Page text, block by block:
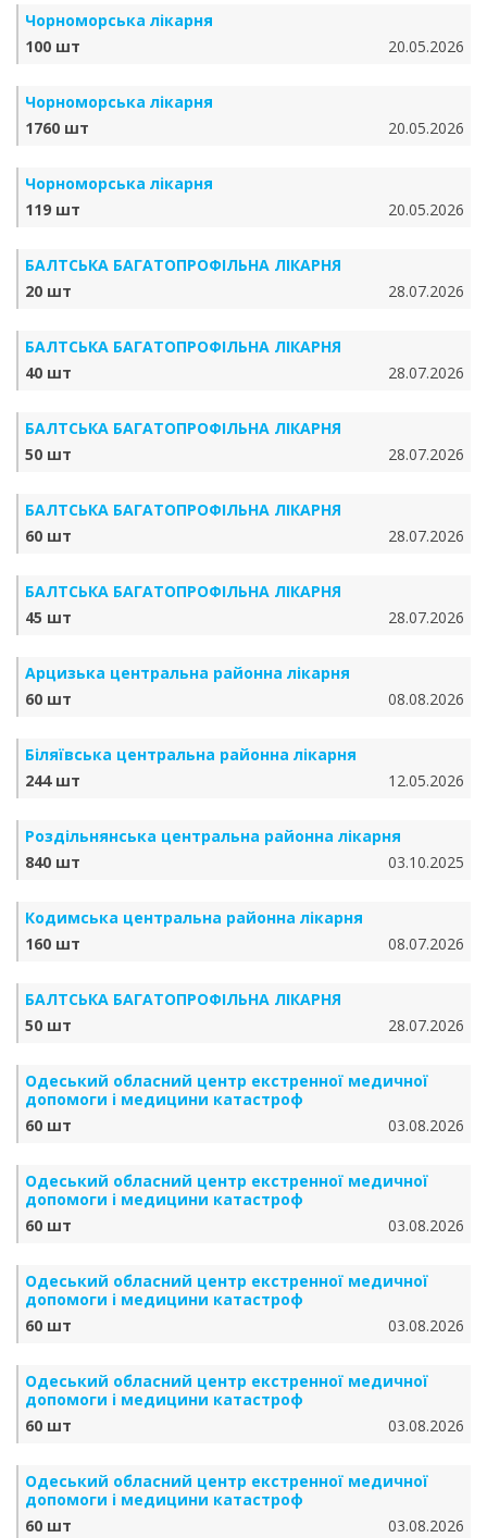
Чорноморська лікарня
100 шт
20.05.2026
Чорноморська лікарня
1760 шт
20.05.2026
Чорноморська лікарня
119 шт
20.05.2026
БАЛТСЬКА БАГАТОПРОФІЛЬНА ЛІКАРНЯ
20 шт
28.07.2026
БАЛТСЬКА БАГАТОПРОФІЛЬНА ЛІКАРНЯ
40 шт
28.07.2026
БАЛТСЬКА БАГАТОПРОФІЛЬНА ЛІКАРНЯ
50 шт
28.07.2026
БАЛТСЬКА БАГАТОПРОФІЛЬНА ЛІКАРНЯ
60 шт
28.07.2026
БАЛТСЬКА БАГАТОПРОФІЛЬНА ЛІКАРНЯ
45 шт
28.07.2026
Арцизька центральна районна лікарня
60 шт
08.08.2026
Біляївська центральна районна лікарня
244 шт
12.05.2026
Роздільнянська центральна районна лікарня
840 шт
03.10.2025
Кодимська центральна районна лікарня
160 шт
08.07.2026
БАЛТСЬКА БАГАТОПРОФІЛЬНА ЛІКАРНЯ
50 шт
28.07.2026
Одеський обласний центр екстренної медичної
допомоги і медицини катастроф
60 шт
03.08.2026
Одеський обласний центр екстренної медичної
допомоги і медицини катастроф
60 шт
03.08.2026
Одеський обласний центр екстренної медичної
допомоги і медицини катастроф
60 шт
03.08.2026
Одеський обласний центр екстренної медичної
допомоги і медицини катастроф
60 шт
03.08.2026
Одеський обласний центр екстренної медичної
допомоги і медицини катастроф
60 шт
03.08.2026